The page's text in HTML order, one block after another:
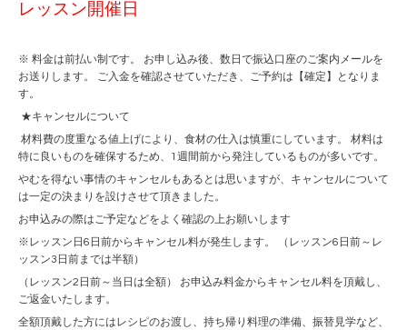
レッスン開催日
※ 料金は前払い制です。 お申し込み後、数日で振込口座のご案内メールを
お送りします。 ご入金を確認させていただき、ご予約は【確定】となりま
す。
★キャンセルについて
材料費の度重なる値上げにより、食材の仕入は慎重にしています。 材料は
特に良いものを確保するため、1週間前から発注しているものが多いです。
やむを得ない事情のキャンセルもあるとは思いますが、キャンセルについて
は一定の決まりを設けさせて頂きました。
お申込みの際はご予定などをよく確認の上お願いします
※レッスン日6日前からキャンセル料が発生します。 （レッスン6日前～レ
ッスン3日前までは半額）
（レッスン2日前～当日は全額） お申込み料金からキャンセル料を頂戴し、
ご返金いたします。
全額頂戴した方にはレシピのお渡し、持ち帰り料理の準備、振替見学など、